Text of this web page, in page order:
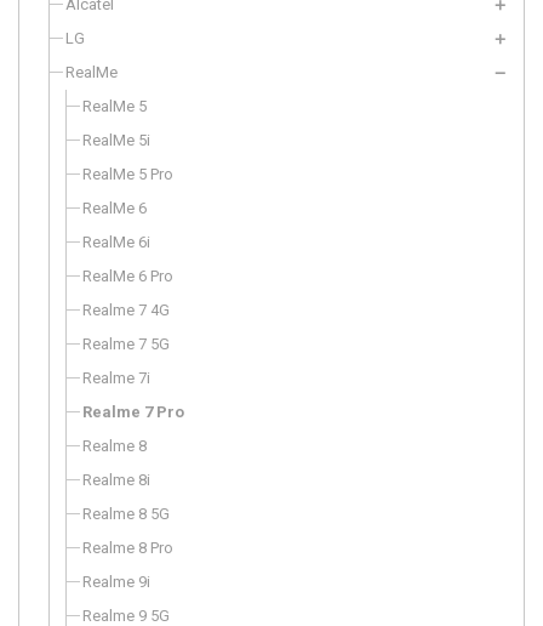
Alcatel
LG
RealMe
RealMe 5
RealMe 5i
RealMe 5 Pro
RealMe 6
RealMe 6i
RealMe 6 Pro
Realme 7 4G
Realme 7 5G
Realme 7i
Realme 7 Pro
Realme 8
Realme 8i
Realme 8 5G
Realme 8 Pro
Realme 9i
Realme 9 5G